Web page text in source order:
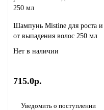
Шампунь Mistine для роста и
от выпадения волос 250 мл
Нет в наличии
715.0р.
Уведомить о поступлении